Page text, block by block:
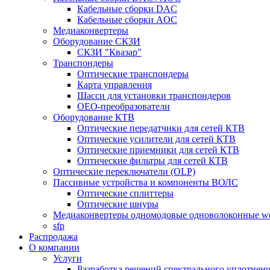
Кабельные сборки DAC
Кабельные сборки AOC
Медиаконвертеры
Оборудование СКЗИ
СКЗИ "Квазар"
Транспондеры
Оптические транспондеры
Карта управления
Шасси для установки транспондеров
OEO-преобразователи
Оборудование КТВ
Оптические передатчики для сетей КТВ
Оптические усилители для сетей КТВ
Оптические приемники для сетей КТВ
Оптические фильтры для сетей КТВ
Оптические переключатели (OLP)
Пассивные устройства и компоненты ВОЛС
Оптические сплиттеры
Оптические шнуры
Медиаконвертеры одномодовые одноволоконные
sfp
Распродажа
О компании
Услуги